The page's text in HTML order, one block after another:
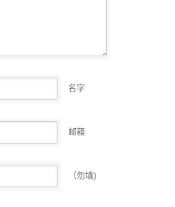
名字
邮箱
（勿填)